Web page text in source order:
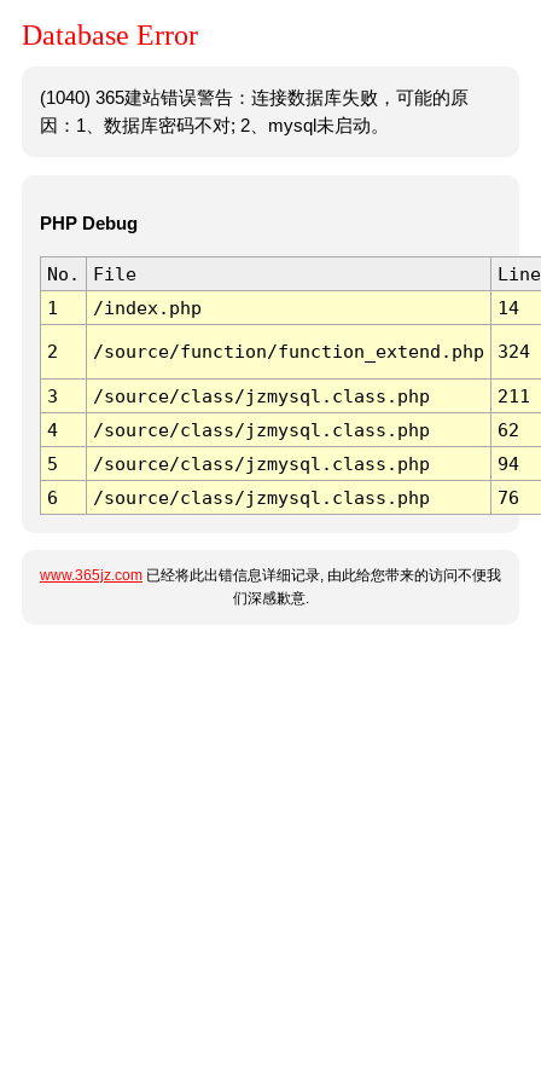
Database Error
(1040) 365建站错误警告：连接数据库失败，可能的原
因：1、数据库密码不对; 2、mysql未启动。
PHP Debug
No. File
Line
1
/index.php 14
2 /source/function/function_extend.php 324
3 /source/class/jzmysql.class.php
211
4
/source/class/jzmysql.class.php
62
5
/source/class/jzmysql.class.php
94
6
/source/class/jzmysql.class.php 76
www.365jz.com 已经将此出错信息详细记录, 由此给您带来的访问不便我
们深感歉意.